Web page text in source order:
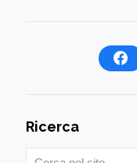
Ricerca